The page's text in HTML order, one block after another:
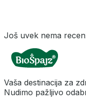
Još uvek nema
Vaša destinacija za
Nudimo pažljivo